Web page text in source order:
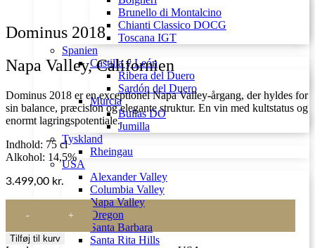
Brunello di Montalcino
Chianti Classico DOCG
Toscana IGT
Spanien
Castilla y León
Ribera del Duero
Sardón del Duero
Murcia
Bullas DO
Jumilla
Tyskland
Rheingau
USA
Alexander Valley
Columbia Valley
Napa Valley
Oregon
Santa Barbara
Santa Rita Hills
Dominus 2018
Napa Valley, Californien
Dominus 2018 er en exceptionel Napa Valley-årgang, der hyldes for
sin balance, præcision og elegante struktur. En vin med kultstatus og
enormt lagringspotentiale.
Indhold: 75 cl
Alkohol: 14,5%
3.499,00 kr.
2018
antal
Tilføj til kurv